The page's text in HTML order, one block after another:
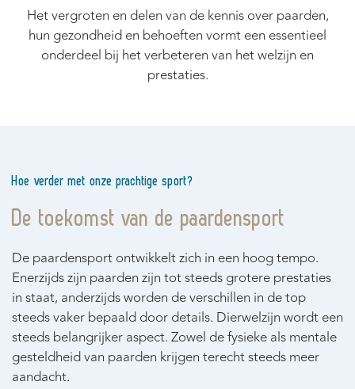
Het vergroten en delen van de kennis over paarden,
hun gezondheid en behoeften vormt een essentieel
onderdeel bij het verbeteren van het welzijn en
prestaties.
Hoe verder met onze prachtige sport?
De toekomst van de paardensport
De paardensport ontwikkelt zich in een hoog tempo.
Enerzijds zijn paarden zijn tot steeds grotere prestaties
in staat, anderzijds worden de verschillen in de top
steeds vaker bepaald door details. Dierwelzijn wordt een
steeds belangrijker aspect. Zowel de fysieke als mentale
gesteldheid van paarden krijgen terecht steeds meer
aandacht.